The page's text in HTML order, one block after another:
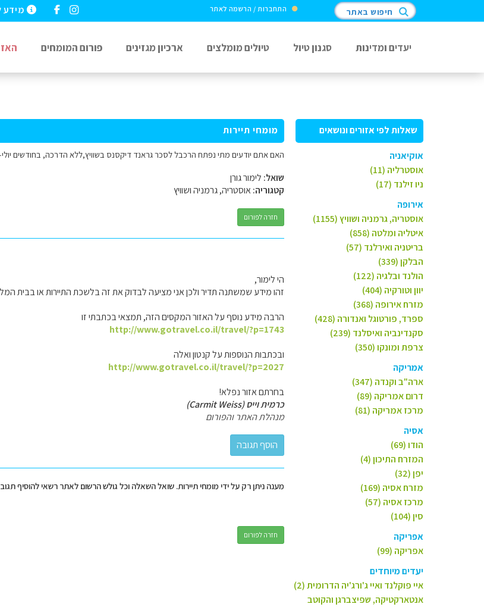
מידע התחברות / הרשמה לאתר חיפוש באתר
יעדים ומדינות סגנון טיול טיולים מומלצים ארכיון מגזינים פורום המומחים
שאלות לפי אזורים ונושאים
אוקיאניה
אוסטרליה (11)
ניו זילנד (17)
אירופה
אוסטריה, גרמניה ושוויץ (1155)
איטליה ומלטה (858)
בריטניה ואירלנד (57)
הבלקן (339)
הולנד ובלגיה (122)
יוון וטורקיה (404)
מזרח אירופה (368)
ספרד, פורטוגל ואנדורה (428)
סקנדינביה ואיסלנד (239)
צרפת ומונקו (350)
אמריקה
ארה"ב וקנדה (347)
דרום אמריקה (89)
מרכז אמריקה (81)
אסיה
הודו (69)
המזרח התיכון (4)
יפן (32)
מזרח אסיה (169)
מרכז אסיה (57)
סין (104)
אפריקה
אפריקה (99)
יעדים מיוחדים
איי פוקלנד ואיי ג'ורג'יה הדרומית (2)
אנטארקטיקה, שפיצברגן והקוטב
מומחי תיירות
האם אתם יודעים מתי נפתח הרכבל לסכר גראנד דיקסנס בשוויץ,ללא הדרכה, בחודשים
שואל: לימור גורן
קטגוריה:אוסטריה, גרמניה ושוויץ
חזרה לפורום
הי לימור,
זהו מידע שמשתנה תדיר ולכן אני מציעה לבדוק את זה בלשכת התיירות או בבית
הרבה מידע נוסף על האזור המקסים הזה, תמצאי בכתבתי זו
http://www.gotravel.co.il/travel/?p=1743
ובכתבות הנוספות על קנטון ואלה
http://www.gotravel.co.il/travel/?p=2027
בחרתם אזור נפלא!
כרמית וייס (Carmit Weiss)
מנהלת האתר והפורום
מענה ניתן רק על ידי מומחי תיירות. שואל השאלה וכל גולש הרשום לאתר רשאי להוסיף
חזרה לפורום